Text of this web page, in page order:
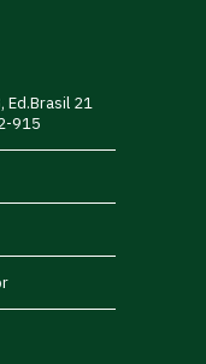
Ed.Brasil 21
915